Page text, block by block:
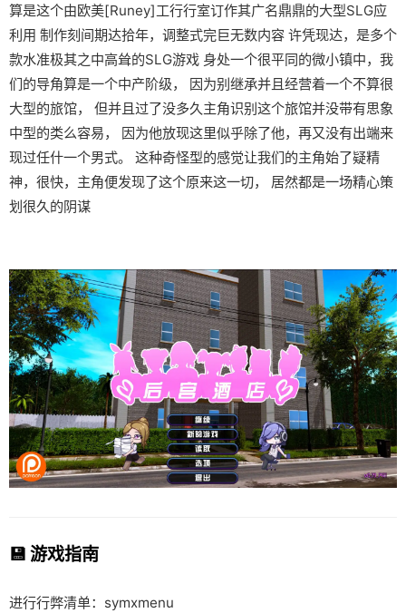
算是这个由欧美[Runey]工行行室订作其广名鼎鼎的大型SLG应
利用 制作刻间期达拾年，调整式完巨无数内容 许凭现达，是多个
款水准极其之中高耸的SLG游戏 身处一个很平同的微小镇中，我
们的导角算是一个中产阶级， 因为别继承并且经营着一个不算很
大型的旅馆， 但并且过了没多久主角识别这个旅馆并没带有思象
中型的类么容易， 因为他放现这里似乎除了他，再又没有出端来
现过任什一个男式。 这种奇怪型的感觉让我们的主角始了疑精
神，很快，主角便发现了这个原来这一切， 居然都是一场精心策
划很久的阴谋
💾 游戏指南
进行行弊清单：symxmenu